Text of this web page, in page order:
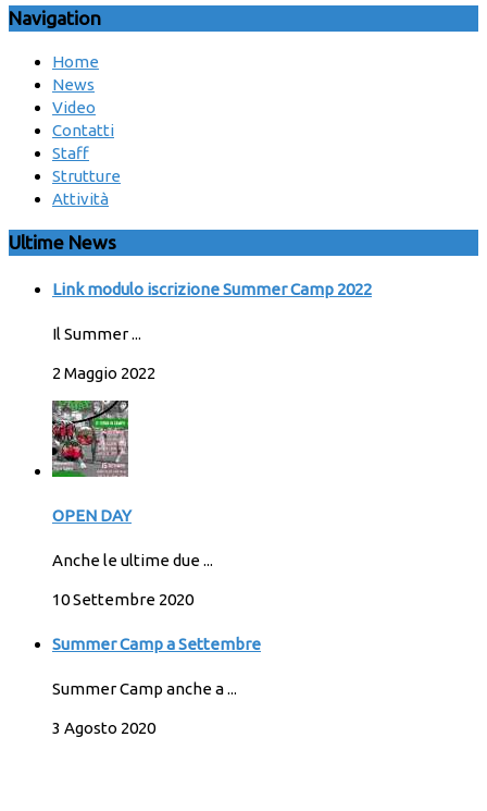
Navigation
Home
News
Video
Contatti
Staff
Strutture
Attività
Ultime News
Link modulo iscrizione Summer Camp 2022
Il Summer ...
2 Maggio 2022
OPEN DAY
Anche le ultime due ...
10 Settembre 2020
Summer Camp a Settembre
Summer Camp anche a ...
3 Agosto 2020